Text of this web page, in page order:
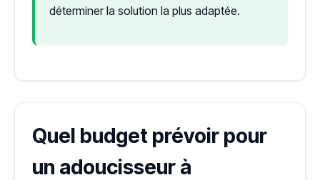
déterminer la solution la plus adaptée.
Quel budget prévoir pour
un adoucisseur à